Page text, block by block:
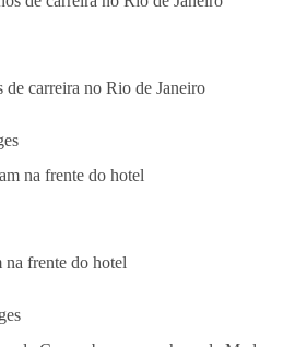
de carreira no Rio de Janeiro
na frente do hotel